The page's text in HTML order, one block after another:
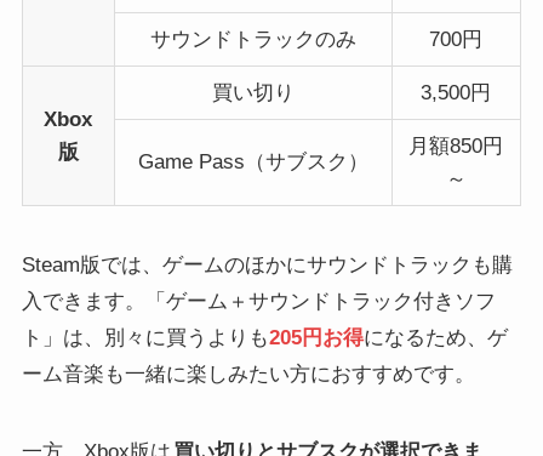
サウンドトラックのみ 700円
Xbox
版
買い切り 3,500円
Game Pass（サブスク）
月額850円
～
Steam版では、ゲームのほかにサウンドトラックも購
入できます。「ゲーム＋サウンドトラック付きソフ
ト」は、別々に買うよりも205円お得になるため、ゲ
ーム音楽も一緒に楽しみたい方におすすめです。